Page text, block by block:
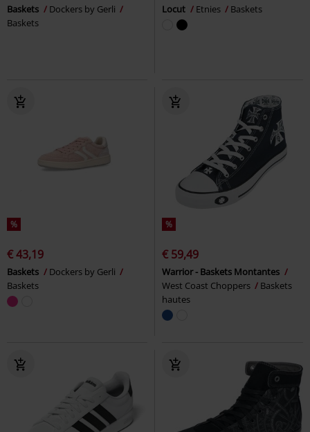
Baskets
Dockers by Gerli
Baskets
Locut Etnies Baskets
%
€ 43,19
Baskets
Dockers by Gerli
Baskets
%
€ 59,49
Warrior - Baskets Montantes
West Coast Choppers
Baskets
hautes